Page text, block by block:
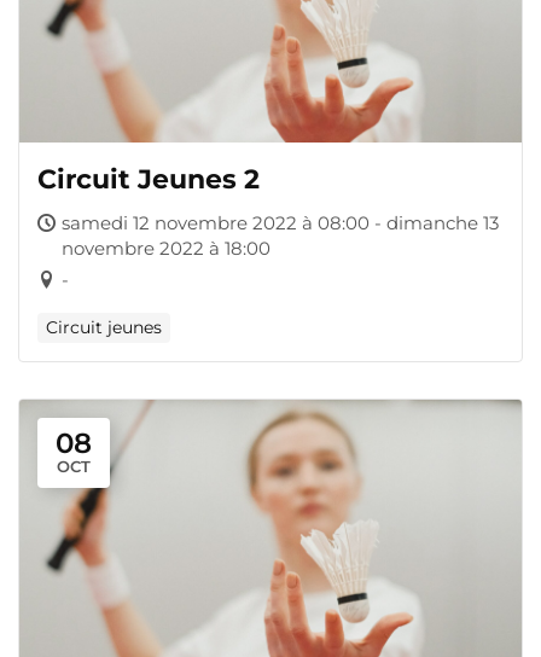
Circuit Jeunes 2
samedi 12 novembre 2022 à 08:00 - dimanche 13
novembre 2022 à 18:00
-
Circuit jeunes
08
OCT